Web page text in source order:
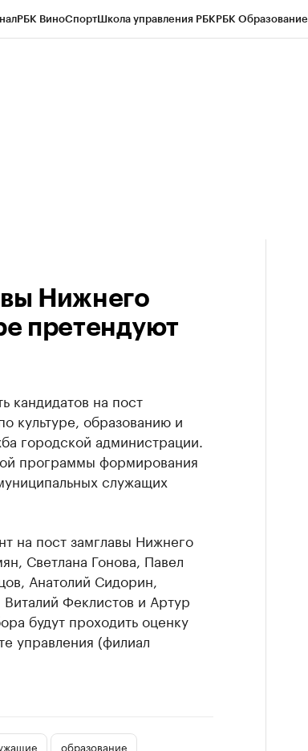
РБК ВиноСпортШкола управления РБКРБК Образование
Нижнего
претендуют
кандидатов на пост
культуре, образованию и
городской администрации.
программы формирования
служащих
на пост замглавы Нижнего
Светлана Гонова, Павел
Анатолий Сидорин,
Феклистов и Артур
будут проходить оценку
управления (филиал
образование